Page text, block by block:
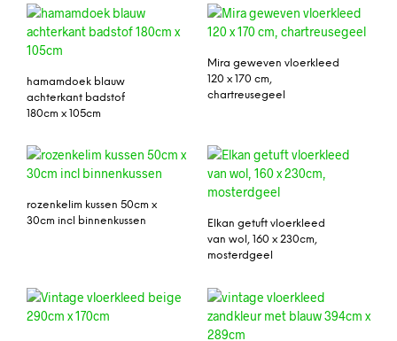
hamamdoek blauw
achterkant badstof
180cm x 105cm
Mira geweven vloerkleed
120 x 170 cm,
chartreusegeel
rozenkelim kussen 50cm x
30cm incl binnenkussen
Elkan getuft vloerkleed
van wol, 160 x 230cm,
mosterdgeel